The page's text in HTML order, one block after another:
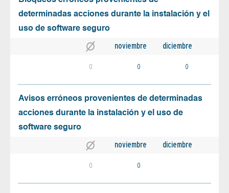
determinadas acciones durante la instalación y el
uso de software seguro
noviembre diciembre
0 0 0
Avisos erróneos provenientes de determinadas
acciones durante la instalación y el uso de
software seguro
noviembre diciembre
0 0